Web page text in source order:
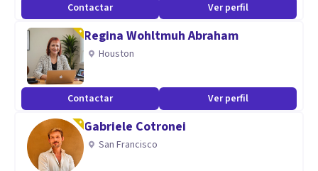
Contactar Ver perfil
Regina Wohltmuh Abraham
Houston
Contactar Ver perfil
Gabriele Cotronei
San Francisco